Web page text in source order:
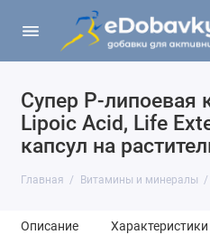
Супер Р-липоевая
Lipoic Acid, Life
капсул на
Главная Витамины и минералы
Описание Характеристики